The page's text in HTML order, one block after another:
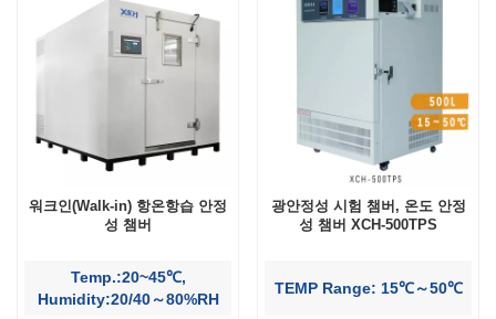
워크인(Walk-in) 항온항습 안정
성 챔버
Temp.:20~45℃,
Humidity:20/40～80%RH
광안정성 시험 챔버, 온도 안정
성 챔버 XCH-500TPS
TEMP Range: 15℃～50℃